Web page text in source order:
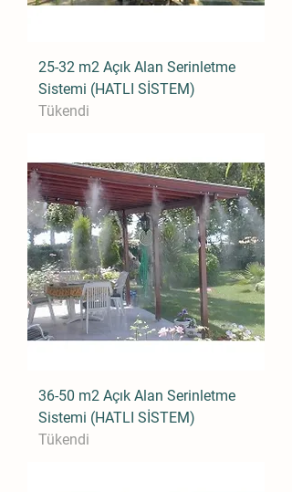
25-32 m2 Açık Alan Serinletme
Sistemi (HATLI SİSTEM)
Tükendi
36-50 m2 Açık Alan Serinletme
Sistemi (HATLI SİSTEM)
Tükendi